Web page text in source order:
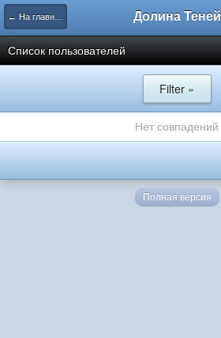
← На главную Долина Теней
Список пользователей
Filter »
Нет совпадений
Полная версия